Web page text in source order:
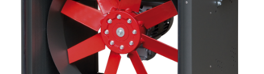
Lighting and Electrical
Equipment
Complete solutions in lighting and electrical